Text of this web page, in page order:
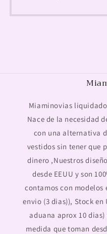
Miaminovias
Nace de la necesidad
con una alternativa
vestidos sin tener que
dinero ,Nuestros
desde EEUU y son
contamos con modelos
envio (3 dias)), Stock en
aduana aprox 10
medida que toman